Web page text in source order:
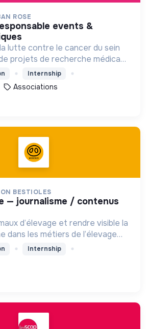
ROSE
lutte contre le cancer du sein
projets de recherche médicaux
la lutte contre le cancer du sein.
Internship
Associations
BESTIOLES
d’élevage et rendre visible la
dans les métiers de l’élevage
Internship